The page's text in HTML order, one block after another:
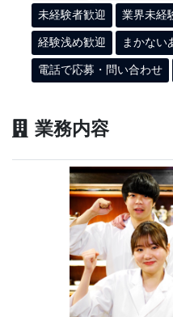
未経験者歓迎 業界未経
経験浅め歓迎 まかない
電話で応募・問い合わせ
業務内容